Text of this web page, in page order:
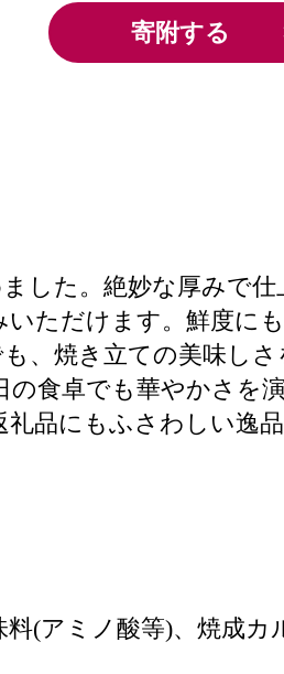
寄附する
した。絶妙な厚みで
ただけます。鮮度に
、焼き立ての美味しさ
食卓でも華やかさを演
品にもふさわしい逸
(アミノ酸等)、焼成カ